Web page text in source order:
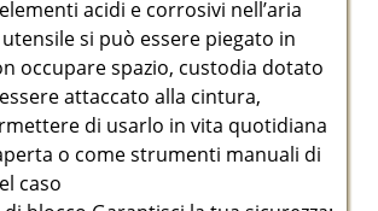
acidi e corrosivi nell’aria
si può essere piegato in
occupare spazio, custodia dotato
attaccato alla cintura,
di usarlo in vita quotidiana
o come strumenti manuali di
caso